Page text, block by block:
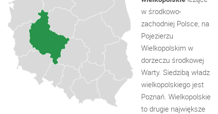
w środkowo-
zachodniej Polsce, na
Pojezierzu
Wielkopolskim w
dorzeczu środkowej
Warty. Siedzibą władz
wielkopolskiego jest
Poznań. Wielkopolskie
to drugie największe